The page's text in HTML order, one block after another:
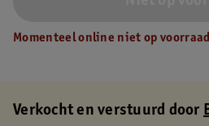
Momenteel online niet op
Verkocht en verstuurd door